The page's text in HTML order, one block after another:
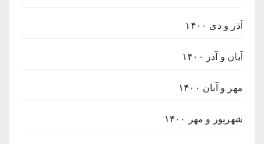
آذر و دی ۱۴۰۰
آبان و آذر ۱۴۰۰
مهر و آبان ۱۴۰۰
شهریور و مهر ۱۴۰۰